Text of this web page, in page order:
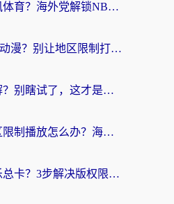
在美国如何看腾讯体育？海外党解锁NBA欧洲杯直播的终极攻略
在国外如何看B站动漫？别让地区限制打断你的追番节奏
海外看爱奇艺破解？别瞎试了，这才是留学生华人追剧看球的正确打开方式
央视影音海外地区限制播放怎么办？海外党亲测有效的回国加速指南
海外用网易云音乐总卡？3步解决版权限制+卡顿，还能听喜马拉雅！